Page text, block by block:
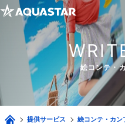
絵コンテ・
提供サービス 絵コンテ・カン